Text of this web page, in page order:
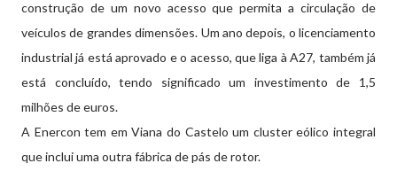
construção de um novo acesso que permita a circulação de
veículos de grandes dimensões. Um ano depois, o licenciamento
industrial já está aprovado e o acesso, que liga à A27, também já
está concluído, tendo significado um investimento de 1,5
milhões de euros.
A Enercon tem em Viana do Castelo um cluster eólico integral
que inclui uma outra fábrica de pás de rotor.